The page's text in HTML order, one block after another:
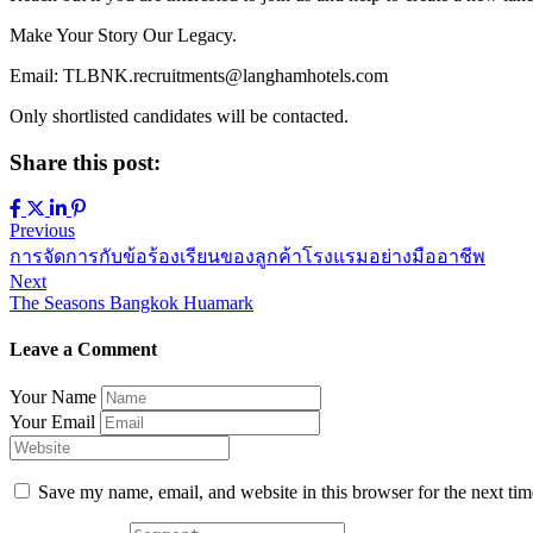
Make Your Story Our Legacy.
Email: TLBNK.recruitments@langhamhotels.com
Only shortlisted candidates will be contacted.
Share this post:
Previous
การจัดการกับข้อร้องเรียนของลูกค้าโรงแรมอย่างมืออาชีพ
Next
The Seasons Bangkok Huamark
Leave a Comment
Your Name
Your Email
Save my name, email, and website in this browser for the next